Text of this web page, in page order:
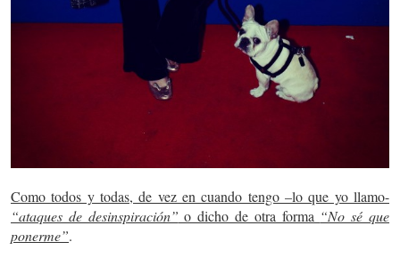
Como todos y todas, de vez en cuando tengo –lo que yo llamo-
“ataques de desinspiración” o dicho de otra forma “No sé que
ponerme”.